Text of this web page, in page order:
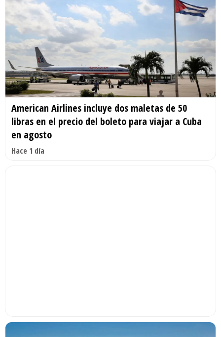
American Airlines incluye dos maletas de 50
libras en el precio del boleto para viajar a Cuba
en agosto
Hace 1 día